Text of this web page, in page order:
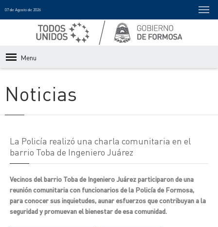
07 de Agosto de 2026
Menu
Noticias
La Policía realizó una charla comunitaria en el
barrio Toba de Ingeniero Juárez
Vecinos del barrio Toba de Ingeniero Juárez participaron de una
reunión comunitaria con funcionarios de la Policía de Formosa,
para conocer sus inquietudes, aunar esfuerzos que contribuyan a la
seguridad y promuevan el bienestar de esa comunidad.